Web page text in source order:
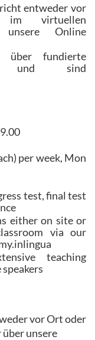
entweder vor
virtuellen
unsere Online
über fundierte
und sind
per week, Mon
test, final test
either on site or
via our
teaching
vor Ort oder
unsere